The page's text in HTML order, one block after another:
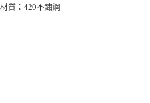
材質：420不鏽鋼